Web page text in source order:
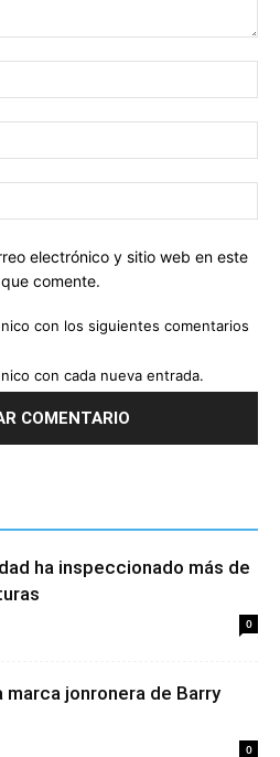
electrónico y sitio web en este
comente.
con los siguientes comentarios
con cada nueva entrada.
ha inspeccionado más de
0
marca jonronera de Barry
0